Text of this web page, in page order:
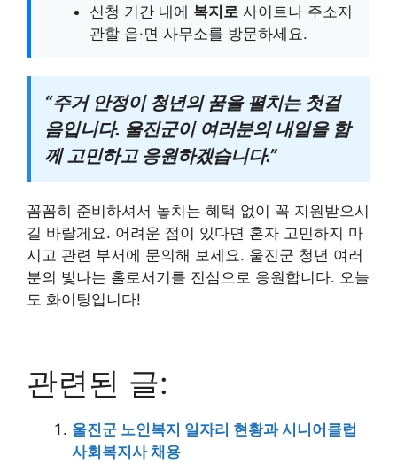
신청 기간 내에 복지로 사이트나 주소지
관할 읍·면 사무소를 방문하세요.
“주거 안정이 청년의 꿈을 펼치는 첫걸
음입니다. 울진군이 여러분의 내일을 함
께 고민하고 응원하겠습니다.”
꼼꼼히 준비하셔서 놓치는 혜택 없이 꼭 지원받으시
길 바랄게요. 어려운 점이 있다면 혼자 고민하지 마
시고 관련 부서에 문의해 보세요. 울진군 청년 여러
분의 빛나는 홀로서기를 진심으로 응원합니다. 오늘
도 화이팅입니다!
관련된 글:
울진군 노인복지 일자리 현황과 시니어클럽
사회복지사 채용